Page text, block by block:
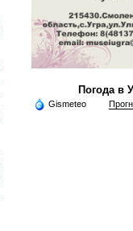
Погода в
Gismeteo